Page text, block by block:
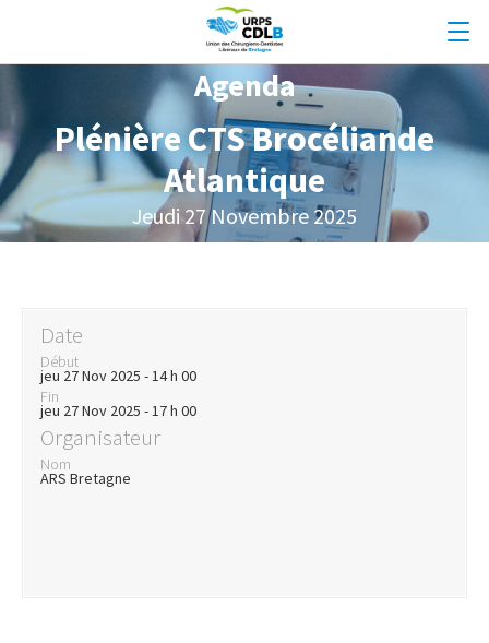
Agenda
Plénière CTS Brocéliande
Atlantique
Jeudi 27 Novembre 2025
Date
Début
jeu 27 Nov 2025 - 14 h 00
Fin
jeu 27 Nov 2025 - 17 h 00
Organisateur
Nom
ARS Bretagne